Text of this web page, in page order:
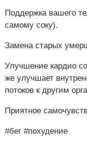
Поддержка вашего
самому соку).
Замена старых
Улучшение кардио
же улучшает
потоков к другим
Приятное
#бег #похудение